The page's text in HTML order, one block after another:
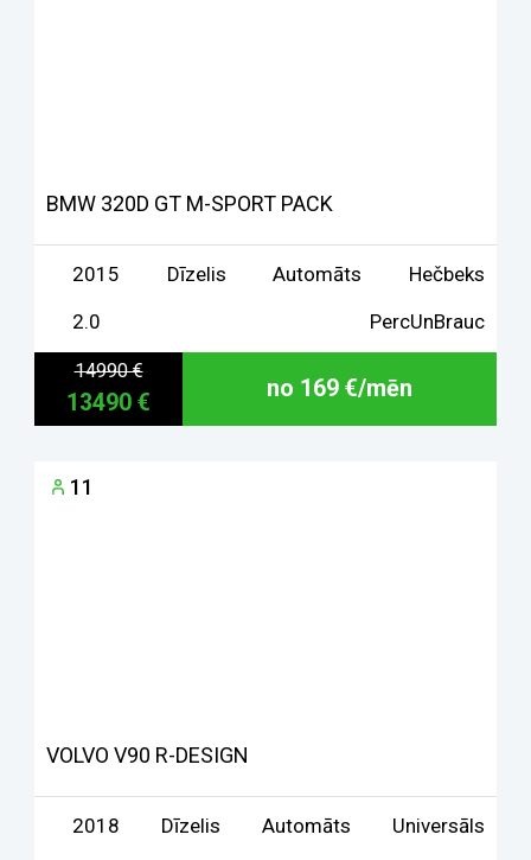
BMW 320D GT M-SPORT PACK
2015 Dīzelis Automāts
Hečbeks
2.0
PercUnBrauc
14990 €
13490 €
no 169 €/mēn
11
VOLVO V90 R-DESIGN
2018 Dīzelis Automāts
Universāls